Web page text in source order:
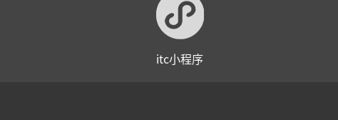
itc小程序